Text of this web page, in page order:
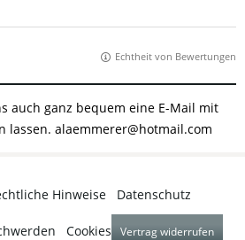
Echtheit von Bewertungen
auch ganz bequem eine E-Mail mit
lassen. alaemmerer@hotmail.com
Hinweise Datenschutz
Cookies Vertrag widerrufen